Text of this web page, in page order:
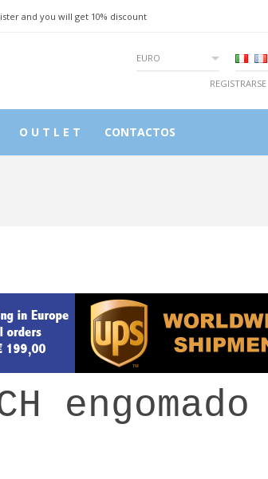
and you will get 10% discount
EURO
REGISTRARSE
O U T L E T CONTACTOS
engomado